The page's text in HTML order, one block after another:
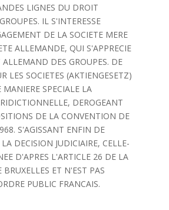
LIGNES DU DROIT
IL S'INTERESSE
DE LA SOCIETE MERE
ALLEMANDE, QUI S'APPRECIE
DES GROUPES. DE
LES SOCIETES (AKTIENGESETZ)
MANIERE SPECIALE LA
DEROGEANT
DE LA CONVENTION DE
S'AGISSANT ENFIN DE
DECISION JUDICIAIRE, CELLE-
D'APRES L'ARTICLE 26 DE LA
ET N'EST PAS
PUBLIC FRANCAIS.